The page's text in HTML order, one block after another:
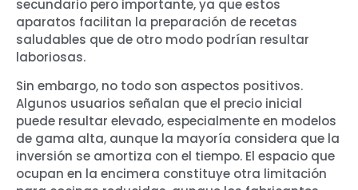
secundario pero importante, ya que estos
aparatos facilitan la preparación de recetas
saludables que de otro modo podrían resultar
laboriosas.
Sin embargo, no todo son aspectos positivos.
Algunos usuarios señalan que el precio inicial
puede resultar elevado, especialmente en modelos
de gama alta, aunque la mayoría considera que la
inversión se amortiza con el tiempo. El espacio que
ocupan en la encimera constituye otra limitación